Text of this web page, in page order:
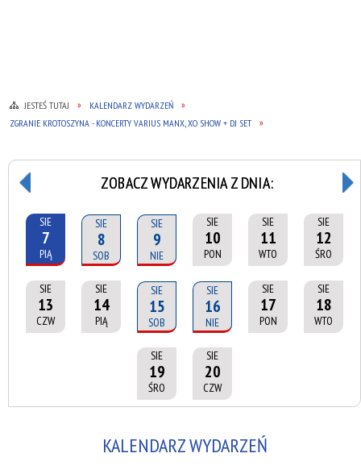
JESTEŚ TUTAJ
KALENDARZ WYDARZEŃ
ZGRANIE KROTOSZYNA - KONCERTY VARIUS MANX, XO SHOW + DJ SET
ZOBACZ WYDARZENIA Z DNIA:
SIE
7
PIĄ
SIE
8
SOB
SIE
9
NIE
SIE
10
PON
SIE
11
WTO
SIE
12
ŚRO
SIE
13
CZW
SIE
14
PIĄ
SIE
15
SOB
SIE
16
NIE
SIE
17
PON
SIE
18
WTO
SIE
19
ŚRO
SIE
20
CZW
KALENDARZ WYDARZEŃ